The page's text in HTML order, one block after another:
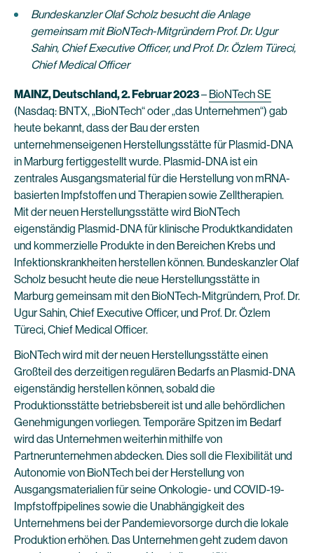
Bundeskanzler Olaf Scholz besucht die Anlage
gemeinsam mit BioNTech-Mitgründern Prof. Dr. Ugur
Sahin, Chief Executive Officer, und Prof. Dr. Özlem Türeci,
Chief Medical Officer
MAINZ, Deutschland, 2. Februar 2023– BioNTech SE
(Nasdaq: BNTX, „BioNTech“ oder „das Unternehmen“) gab
heute bekannt, dass der Bau der ersten
unternehmenseigenen Herstellungsstätte für Plasmid-DNA
in Marburg fertiggestellt wurde. Plasmid-DNA ist ein
zentrales Ausgangsmaterial für die Herstellung von mRNA-
basierten Impfstoffen und Therapien sowie Zelltherapien.
Mit der neuen Herstellungsstätte wird BioNTech
eigenständig Plasmid-DNA für klinische Produktkandidaten
und kommerzielle Produkte in den Bereichen Krebs und
Infektionskrankheiten herstellen können. Bundeskanzler Olaf
Scholz besucht heute die neue Herstellungsstätte in
Marburg gemeinsam mit den BioNTech-Mitgründern, Prof. Dr.
Ugur Sahin, Chief Executive Officer, und Prof. Dr. Özlem
Türeci, Chief Medical Officer.
BioNTech wird mit der neuen Herstellungsstätte einen
Großteil des derzeitigen regulären Bedarfs an Plasmid-DNA
eigenständig herstellen können, sobald die
Produktionsstätte betriebsbereit ist und alle behördlichen
Genehmigungen vorliegen. Temporäre Spitzen im Bedarf
wird das Unternehmen weiterhin mithilfe von
Partnerunternehmen abdecken. Dies soll die Flexibilität und
Autonomie von BioNTech bei der Herstellung von
Ausgangsmaterialien für seine Onkologie- und COVID-19-
Impfstoffpipelines sowie die Unabhängigkeit des
Unternehmens bei der Pandemievorsorge durch die lokale
Produktion erhöhen. Das Unternehmen geht zudem davon